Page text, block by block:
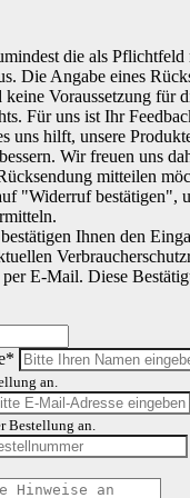
die als Pflichtfeld
Die Angabe eines
Voraussetzung für
Für uns ist Ihr
uns hilft, unsere
Wir freuen uns
mitteilen
"Widerruf bestätigen",
Ihnen den
E-Mail. Diese
an.
Bestellung an.